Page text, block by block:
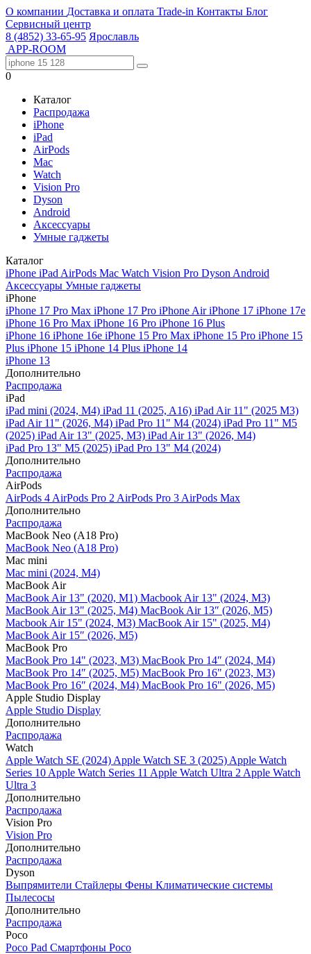
О компании Доставка и оплата Trade-in Контакты Блог
Сервисный центр
8 (4852) 33-65-95 Ярославль
APP-ROOM
0
Каталог
Распродажа
iPhone
iPad
AirPods
Mac
Watch
Vision Pro
Dyson
Android
Аксессуары
Умные гаджеты
Каталог
iPhone iPad AirPods Mac Watch Vision Pro Dyson Android
Аксессуары Умные гаджеты
iPhone
iPhone 17 Pro Max iPhone 17 Pro iPhone AiriPhone 17 iPhone 17e
iPhone 16 Pro Max iPhone 16 Pro iPhone 16 Plus
iPhone 16 iPhone 16e iPhone 15 Pro Max iPhone 15 Pro iPhone 15
Plus iPhone 15 iPhone 14 Plus iPhone 14
iPhone 13
Дополнительно
Распродажа
iPad
iPad mini (2024, M4) iPad 11 (2025, A16) iPad Air 11" (2025 M3)
iPad Air 11" (2026, M4) iPad Pro 11" M4 (2024) iPad Pro 11" M5
(2025) iPad Air 13" (2025, M3) iPad Air 13" (2026, M4)
iPad Pro 13" M5 (2025) iPad Pro 13" M4 (2024)
Дополнительно
Распродажа
AirPods
AirPods 4 AirPods Pro 2 AirPods Pro 3 AirPods Max
Дополнительно
Распродажа
MacBook Neo (A18 Pro)
MacBook Neo (A18 Pro)
Mac mini
Mac mini (2024, M4)
MacBook Air
MacBook Air 13" (2020, M1) Macbook Air 13" (2024, M3)
MacBook Air 13" (2025, M4) MacBook Air 13″ (2026, M5)
Macbook Air 15" (2024, M3) MacBook Air 15" (2025, M4)
MacBook Air 15″ (2026, M5)
MacBook Pro
MacBook Pro 14" (2023, M3) MacBook Pro 14″ (2024, M4)
MacBook Pro 14″ (2025, M5) MacBook Pro 16" (2023, M3)
MacBook Pro 16″ (2024, M4) MacBook Pro 16" (2026, M5)
Apple Studio Display
Apple Studio Display
Дополнительно
Распродажа
Watch
Apple Watch SE (2024) Apple Watch SE 3 (2025) Apple Watch
Series 10 Apple Watch Series 11 Apple Watch Ultra 2 Apple Watch
Ultra 3
Дополнительно
Распродажа
Vision Pro
Vision Pro
Дополнительно
Распродажа
Dyson
Выпрямители Стайлеры Фены Климатические системы
Пылесосы
Дополнительно
Распродажа
Poco
Poco Pad Смартфоны Poco